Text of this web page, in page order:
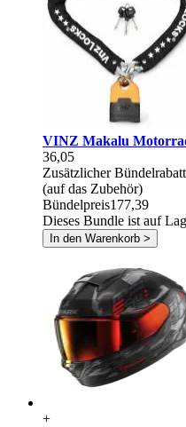
VINZ Makalu
36,05
Zusätzlicher Bündelrabatt
(auf das Zubehör)
Bündelpreis177,39
Dieses Bundle ist auf
In den Warenkorb >
+